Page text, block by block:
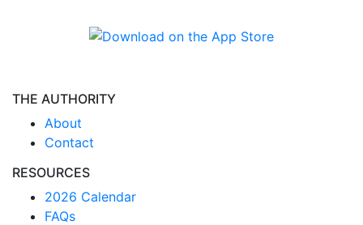
THE AUTHORITY
About
Contact
RESOURCES
2026 Calendar
FAQs